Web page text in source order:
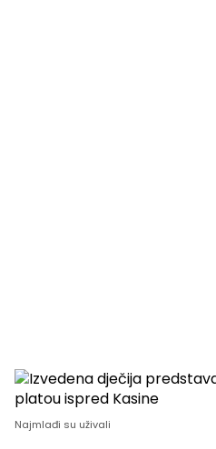
Najmlađi su uživali